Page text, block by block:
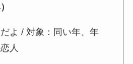
よ / 対象：同い年、年
人